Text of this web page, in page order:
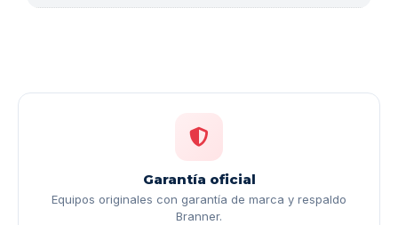
Garantía oficial
Equipos originales con garantía de marca y respaldo
Branner.